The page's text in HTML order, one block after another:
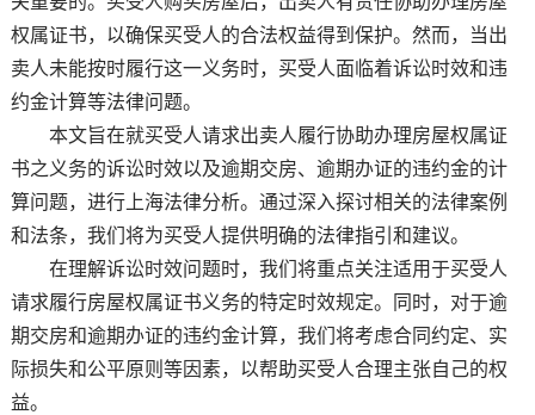
权属证书，以确保买受人的合法权益得到保护。然而，当出
卖人未能按时履行这一义务时，买受人面临着诉讼时效和违
约金计算等法律问题。
本文旨在就买受人请求出卖人履行协助办理房屋权属证
书之义务的诉讼时效以及逾期交房、逾期办证的违约金的计
算问题，进行上海法律分析。通过深入探讨相关的法律案例
和法条，我们将为买受人提供明确的法律指引和建议。
在理解诉讼时效问题时，我们将重点关注适用于买受人
请求履行房屋权属证书义务的特定时效规定。同时，对于逾
期交房和逾期办证的违约金计算，我们将考虑合同约定、实
际损失和公平原则等因素，以帮助买受人合理主张自己的权
益。